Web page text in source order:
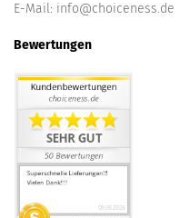
E-Mail: info@choiceness.de
Bewertungen